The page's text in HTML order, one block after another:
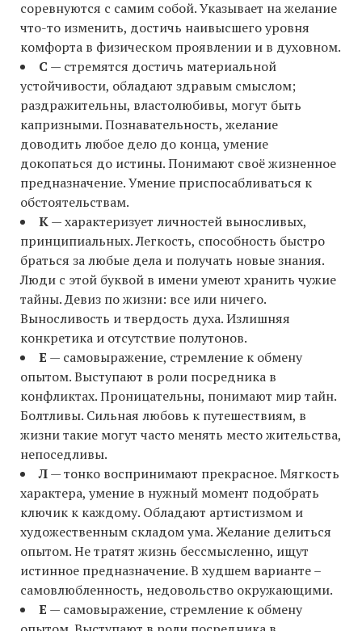
соревнуются с самим собой. Указывает на желание
что-то изменить, достичь наивысшего уровня
комфорта в физическом проявлении и в духовном.
С — стремятся достичь материальной
устойчивости, обладают здравым смыслом;
раздражительны, властолюбивы, могут быть
капризными. Познавательность, желание
доводить любое дело до конца, умение
докопаться до истины. Понимают своё жизненное
предназначение. Умение приспосабливаться к
обстоятельствам.
К— характеризует личностей выносливых,
принципиальных. Легкость, способность быстро
браться за любые дела и получать новые знания.
Люди с этой буквой в имени умеют хранить чужие
тайны. Девиз по жизни: все или ничего.
Выносливость и твердость духа. Излишняя
конкретика и отсутствие полутонов.
Е — самовыражение, стремление к обмену
опытом. Выступают в роли посредника в
конфликтах. Проницательны, понимают мир тайн.
Болтливы. Сильная любовь к путешествиям, в
жизни такие могут часто менять место жительства,
непоседливы.
Л— тонко воспринимают прекрасное. Мягкость
характера, умение в нужный момент подобрать
ключик к каждому. Обладают артистизмом и
художественным складом ума. Желание делиться
опытом. Не тратят жизнь бессмысленно, ищут
истинное предназначение. В худшем варианте –
самовлюбленность, недовольство окружающими.
Е — самовыражение, стремление к обмену